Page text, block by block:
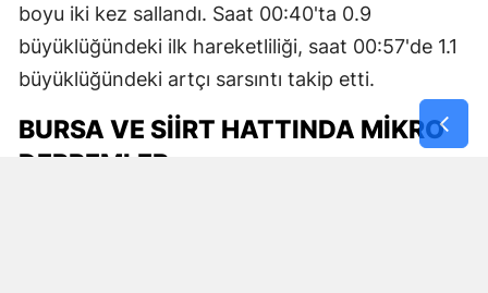
boyu iki kez sallandı. Saat 00:40'ta 0.9
büyüklüğündeki ilk hareketliliği, saat 00:57'de 1.1
büyüklüğündeki artçı sarsıntı takip etti.
BURSA VE SIIRT HATTINDA MIKRO
DEPREMLER